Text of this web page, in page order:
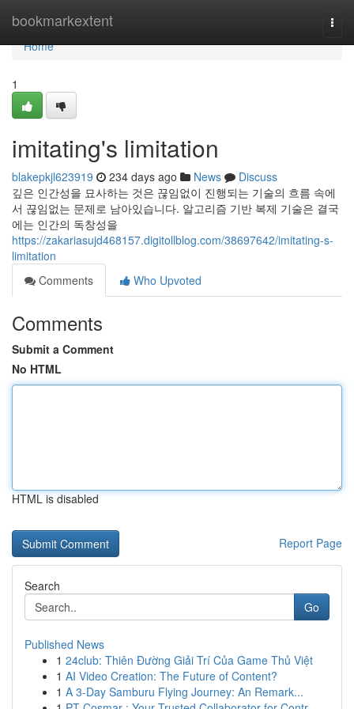
bookmarkextent
Home
Home
1
imitating's limitation
blakepkjl623919 234 days ago News
Discuss
깊은 인간성을 묘사하는 것은 끊임없이 진행되는 기술의 흐름 속에
서 끊임없는 문제로 남아있습니다. 알고리즘 기반 복제 기술은 결국
에는 인간의 독창성을
https://zakariasujd468157.digitollblog.com/38697642/imitating-s-
limitation
Comments
Who Upvoted
Comments
Submit a Comment
No HTML
HTML is disabled
Report Page
Search
Go
Published News
1 24club: Thiên Đường Giải Trí Của Game Thủ Việt
1 AI Video Creation: The Future of Content?
1 A 3-Day Samburu Flying Journey: An Remark...